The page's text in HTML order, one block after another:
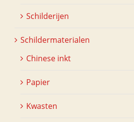
Schilderijen
Schildermaterialen
Chinese inkt
Papier
Kwasten